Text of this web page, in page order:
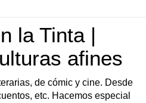
la Tinta |
afines
de cómic y cine. Desde
etc. Hacemos especial